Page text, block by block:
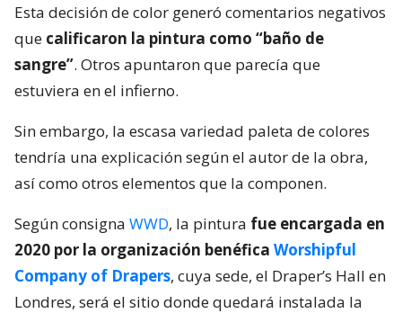
Esta decisión de color generó comentarios negativos
que calificaron la pintura como “baño de
sangre”. Otros apuntaron que parecía que
estuviera en el infierno.
Sin embargo, la escasa variedad paleta de colores
tendría una explicación según el autor de la obra,
así como otros elementos que la componen.
Según consigna WWD, la pintura fue encargada en
2020 por la organización benéfica Worshipful
Company of Drapers, cuya sede, el Draper’s Hall en
Londres, será el sitio donde quedará instalada la